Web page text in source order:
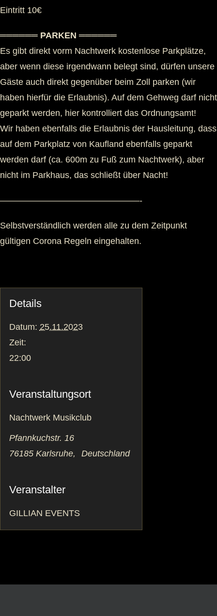
Eintritt 10€
══════ PARKEN ══════
Es gibt direkt vorm Nachtwerk kostenlose Parkplätze,
aber wenn diese irgendwann belegt sind, dürfen unsere
Gäste auch direkt gegenüber beim Zoll parken (wir
haben hierfür die Erlaubnis). Auf dem Gehweg darf nicht
geparkt werden, hier kontrolliert das Ordnungsamt!
Wir haben ebenfalls die Erlaubnis der Hausleitung, dass
auf dem Parkplatz von Kaufland ebenfalls geparkt
werden darf (ca. 600m zu Fuß zum Nachtwerk), aber
nicht im Parkhaus, das schließt über Nacht!
————————————————-
Selbstverständlich werden alle zu dem Zeitpunkt
gültigen Corona Regeln eingehalten.
Details
Datum: 25.11.2023
Zeit:
22:00
Veranstaltungsort
Nachtwerk Musikclub
Pfannkuchstr. 16
76185 Karlsruhe, Deutschland
Veranstalter
GILLIAN EVENTS